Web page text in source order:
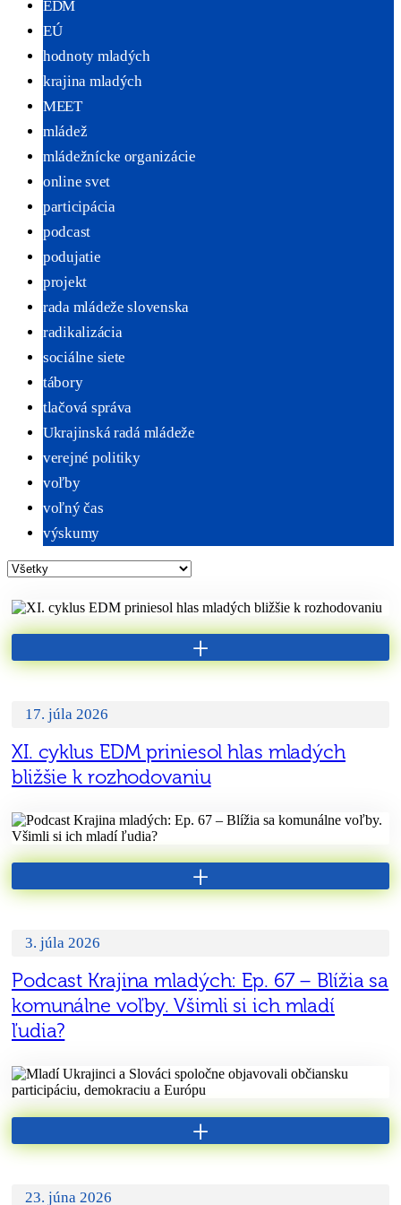
EDM
EÚ
hodnoty mladých
krajina mladých
MEET
mládež
mládežnícke organizácie
online svet
participácia
podcast
podujatie
projekt
rada mládeže slovenska
radikalizácia
sociálne siete
tábory
tlačová správa
Ukrajinská radá mládeže
verejné politiky
voľby
voľný čas
výskumy
+
17. júla 2026
XI. cyklus EDM priniesol hlas mladých
bližšie k rozhodovaniu
+
3. júla 2026
Podcast Krajina mladých: Ep. 67 – Blížia sa
komunálne voľby. Všimli si ich mladí
ľudia?
+
23. júna 2026